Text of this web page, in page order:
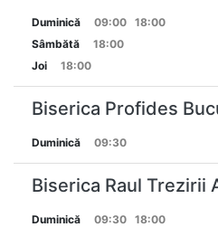
Duminică 09:00
18:00
Sâmbătă
18:00
Joi
18:00
Biserica Profides
Duminică 09:30
Biserica Raul Trezirii
Duminică 09:30
18:00